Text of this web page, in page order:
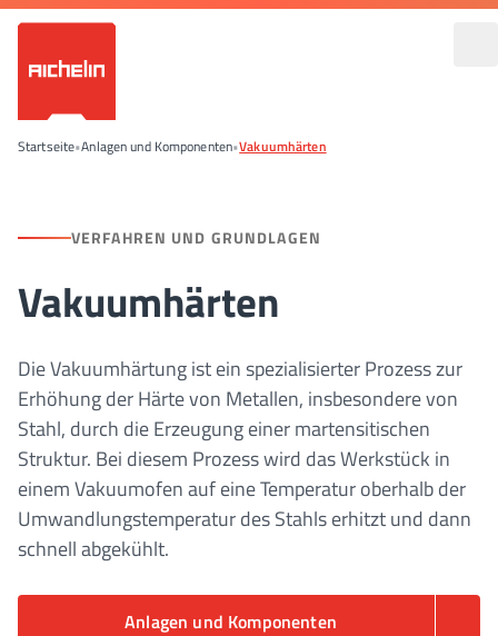
Startseite•Anlagen und Komponenten•Vakuumhärten
VERFAHREN UND GRUNDLAGEN
Vakuumhärten
Die Vakuumhärtung ist ein spezialisierter Prozess zur
Erhöhung der Härte von Metallen, insbesondere von
Stahl, durch die Erzeugung einer martensitischen
Struktur. Bei diesem Prozess wird das Werkstück in
einem Vakuumofen auf eine Temperatur oberhalb der
Umwandlungstemperatur des Stahls erhitzt und dann
schnell abgekühlt.
Anlagen und Komponenten